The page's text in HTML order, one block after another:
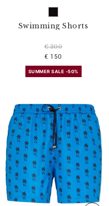
Swimming Shorts
€ 300
€ 150
SUMMER SALE -50%